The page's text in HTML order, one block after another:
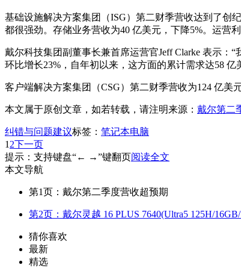
基础设施解决方案集团（ISG）第二财季营收达到了创
都很强劲。存储业务营收为40 亿美元，下降5%。运营利
戴尔科技集团副董事长兼首席运营官Jeff Clarke 表示：
环比增长23%，自年初以来，这方面的累计需求达58
客户端解决方案集团（CSG）第二财季营收为124 亿美
本文属于原创文章，如若转载，请注明来源： 戴尔第二
纠错与问题建议标签： 笔记本电脑
1 2下一页
提示：支持键盘“← →”键翻页阅读全文
本文导航
第1页：戴尔第二季度营收超预期
第2页：戴尔灵越 16 PLUS 7640(Ultra5 125H/16GB/
猜你喜欢
最新
精选